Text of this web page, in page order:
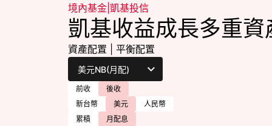
境內基金 凱基投信
凱基收益成長多重資
資產配置 平衡配置
前收
後收
新台幣
美元
人民幣
累積
月配息